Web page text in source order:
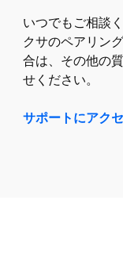
いつでもご相談
クサのペアリン
合は、その他の
せください。
サポートにアク